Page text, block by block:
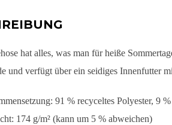
hat alles, was man für heiße
und verfügt über ein seidiges Innenfutter
91 % recyceltes Polyester, 9
174 g/m² (kann um 5 % abweichen)